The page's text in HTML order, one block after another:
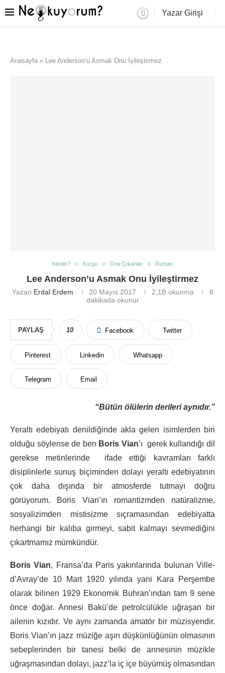
Yazar Girişi
Anasayfa » Lee Anderson’u Asmak Onu İyileştirmez
Kimdir? Kurgu Öne Çıkanlar Roman
Lee Anderson’u Asmak Onu İyileştirmez
Yazan Erdal Erdem 20 Mayıs 2017 2,1Bokunma
8
dakikada okunur
PAYLAŞ 10 Facebook Twitter
Pinterest Linkedin Whatsapp
Telegram Email
“Bütün ölülerin derileri aynıdır.”
Yeraltı edebiyatı denildiğinde akla gelen isimlerden biri
olduğu söylense de ben Boris Vian’ı gerek kullandığı dil
gerekse metinlerinde ifade ettiği kavramları farklı
disiplinlerle sunuş biçiminden dolayı yeraltı edebiyatının
çok daha dışında bir atmosferde tutmayı doğru
görüyorum. Boris Vian’ın romantizmden natüralizme,
sosyalizimden mistisizme sıçramasından edebiyatta
herhangi bir kalıba girmeyi, sabit kalmayı sevmediğini
çıkartmamız mümkündür.
Boris Vian, Fransa’da Paris yakınlarında bulunan Ville-
d’Avray’de 10 Mart 1920 yılında yani Kara Perşembe
olarak bilinen 1929 Ekonomik Buhran’ından tam 9 sene
önce doğar. Annesi Bakü’de petrolcülükle uğraşan bir
ailenin kızıdır. Ve aynı zamanda amatör bir müzisyendir.
Boris Vian’ın jazz müziğe aşırı düşkünlüğünün olmasının
sebeplerinden bir tanesi belki de annesinin müzikle
uğraşmasından dolayı, jazz’la iç içe büyümüş olmasından